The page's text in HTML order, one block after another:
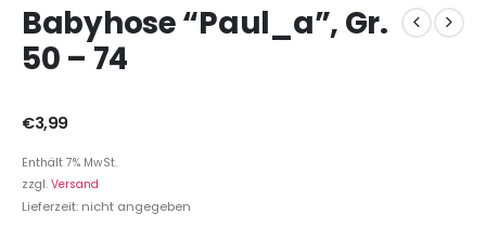
Babyhose “Paul_a”, Gr.
50 – 74
€3,99
Enthält 7% MwSt.
zzgl. Versand
Lieferzeit: nicht angegeben